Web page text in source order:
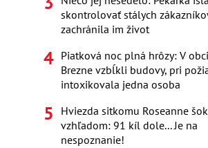
skontrolovať stálych
zachránila im život
Piatková noc plná hrôzy: V
Brezne vzbĺkli budovy, pri
intoxikovala jedna osoba
Hviezda sitkomu Roseanne
vzhľadom: 91 kíl dole... Je na
nespoznanie!